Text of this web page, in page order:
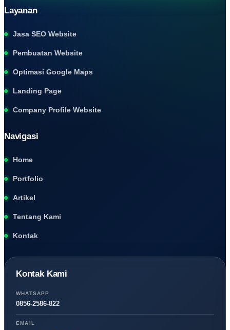
Layanan
Jasa SEO Website
Pembuatan Website
Optimasi Google Maps
Landing Page
Company Profile Website
Navigasi
Home
Portfolio
Artikel
Tentang Kami
Kontak
Kontak Kami
WHATSAPP
0856-2586-822
EMAIL